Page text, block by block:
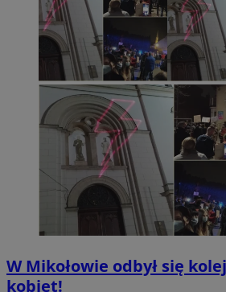
W Mikołowie odbył się
kobiet!